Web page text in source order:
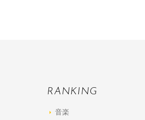
RANKING
音楽